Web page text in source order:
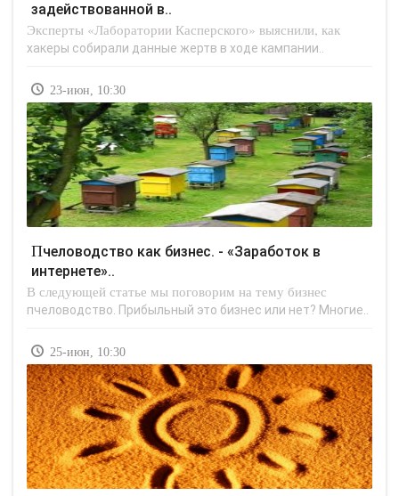
задействованной в..
Эксперты «Лаборатории Касперского» выяснили, как
хакеры собирали данные жертв в ходе кампании..
23-июн, 10:30
Пчеловодство как бизнес. - «Заработок в
интернете»..
В следующей статье мы поговорим на тему бизнес
пчеловодство. Прибыльный это бизнес или нет? Многие..
25-июн, 10:30